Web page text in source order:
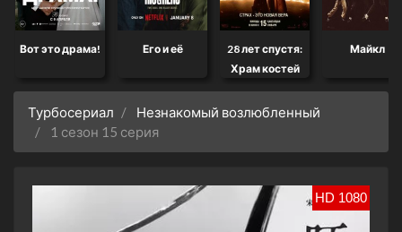
Вот это драма! Его и её
28 лет спустя:
Храм костей
Майкл
Турбосериал
Незнакомый возлюбленный
1 сезон 15 серия
HD 1080